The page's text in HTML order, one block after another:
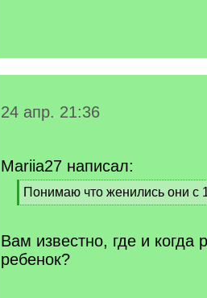
24 апр. 21:36
Mariia27 написал:
[
q
Понимаю что женились они с
[
q
]
Вам известно, где и когда
ребенок?